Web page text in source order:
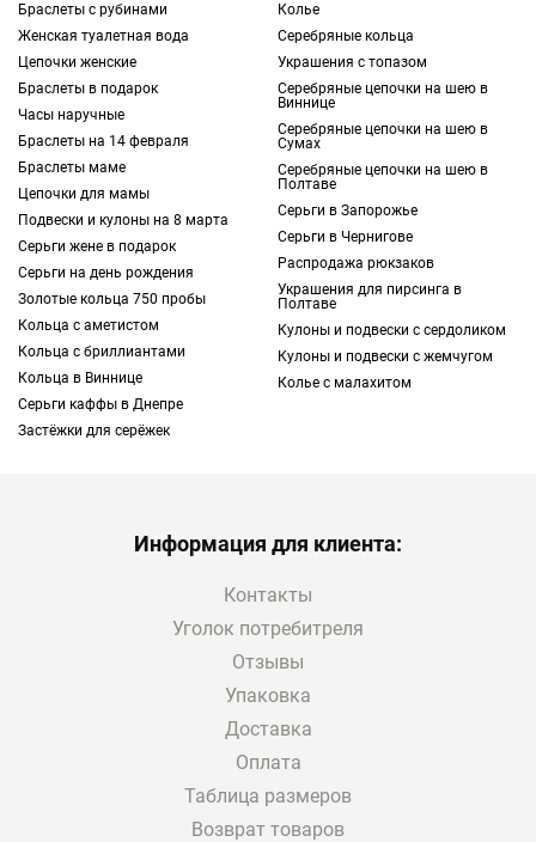
Раньше его называли “камнем солнца”, так
как его расцветка варьируется от красно-
розового до красно-желтого. Это
разновидность халцедона из кварцевой
группы. Минерал считается
полудрагоценным, но от этого он не
становится менее привлекательным и
притягательным.
Многие решают купить кольцо из сердолика
из-за его полупрозрачной структуры и
белых полос, которые делают каждый
камень уникальным и неповторимым.
Интернет-магазин TOUS предлагает
выбрав подходящее кольцо с сердоликом,
его можно с доставкой.
Самым главным критерием выбора всех
украшений являются персональные
предпочтения. Поэтому, если вам нравятся
яркие, сочные цвета, ювелирные изделия с
камнями — это ваш вариант.
Браслеты с рубинами
Женская туалетная вода
Цепочки женские
Браслеты в подарок
Часы наручные
Браслеты на 14 февраля
Браслеты маме
Цепочки для мамы
Подвески и кулоны на 8 марта
Серьги жене в подарок
Серьги на день рождения
Золотые кольца 750 пробы
Кольца с аметистом
Кольца с бриллиантами
Кольца в Виннице
Серьги каффы в Днепре
Застёжки для серёжек
Колье
Серебряные кольца
Украшения с топазом
Серебряные цепочки на шею в
Виннице
Серебряные цепочки на шею в
Сумах
Серебряные цепочки на шею в
Полтаве
Серьги в Запорожье
Серьги в Чернигове
Распродажа рюкзаков
Украшения для пирсинга в
Полтаве
Кулоны и подвески с сердоликом
Кулоны и подвески с жемчугом
Колье с малахитом
Информация для клиента:
Контакты
Уголок потребитреля
Отзывы
Упаковка
Доставка
Оплата
Таблица размеров
Возврат товаров